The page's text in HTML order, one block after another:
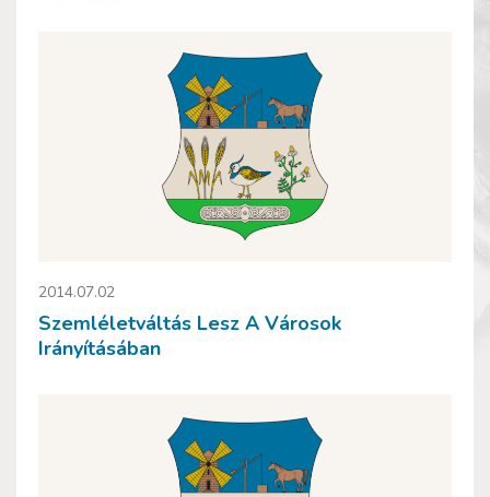
2014.07.02
Szemléletváltás Lesz A Városok
Irányításában